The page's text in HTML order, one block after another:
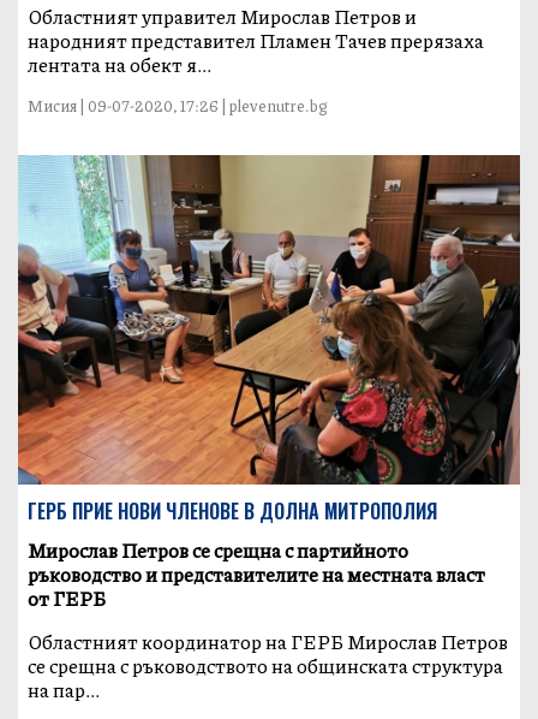
Областният управител Мирослав Петров и
народният представител Пламен Тачев прерязаха
лентата на обект я...
Мисия | 09-07-2020, 17:26 | plevenutre.bg
ГЕРБ ПРИЕ НОВИ ЧЛЕНОВЕ В ДОЛНА МИТРОПОЛИЯ
Мирослав Петров се срещна с партийното
ръководство и представителите на местната власт
от ГЕРБ
Областният координатор на ГЕРБ Мирослав Петров
се срещна с ръководството на общинската структура
на пар...